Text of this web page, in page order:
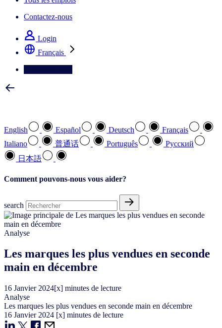
Contactez-nous
Login
Français
English Español Deutsch
Français
Italiano
普通话 Português
Pусский
日本語
Comment pouvons-nous vous aider?
search
Analyse
Les marques les plus vendues en seconde
main en décembre
16 Janvier 2024[x] minutes de lecture
Analyse
Les marques les plus vendues en seconde main en décembre
16 Janvier 2024 [x] minutes de lecture